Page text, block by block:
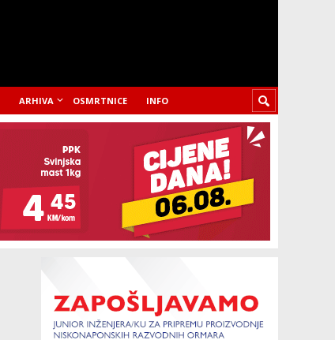
ARHIVA OSMRTNICE INFO